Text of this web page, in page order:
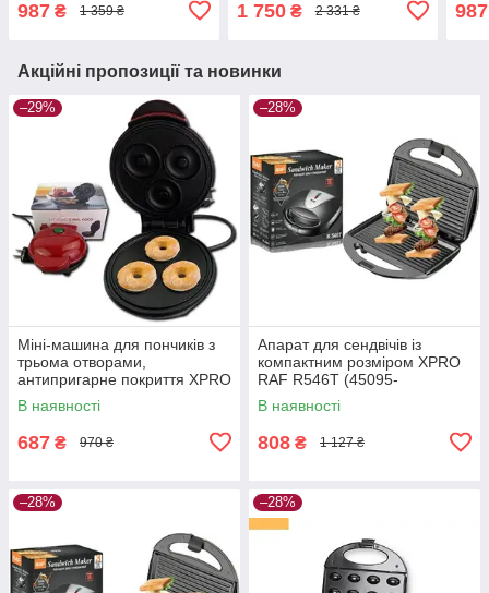
987 ₴ 1 359 ₴ 1 750₴ 2 331 ₴ 987
Акційні пропозиції та новинки
–29%
Міні-машина для пончиків з
трьома отворами,
антипригарне покриття XPRO
32 (41492-_292)
В наявності
687 ₴ 970 ₴
–28%
Апарат для сендвічів із
компактним розміром XPRO
RAF R546T (45095-
R546T_401)
В наявності
808 ₴ 1 127 ₴
–28% –28%